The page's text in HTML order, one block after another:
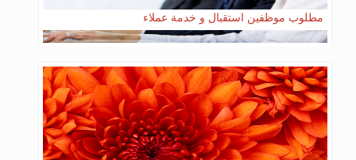
مطلوب موظفين استقبال و خدمة عملاء